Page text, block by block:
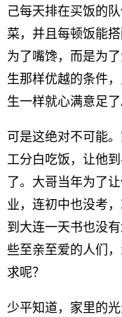
己每天排在买饭的
菜，并且每顿饭能
为了嘴馋，而是为
生那样优越的条件
生一样就心满意足了
可是这绝对不可能
工分白吃饭，让他
了。大哥当年为了
业，连初中也没考
到大连一天书也没
些至亲至爱的人们
求呢？
少平知道，家里的